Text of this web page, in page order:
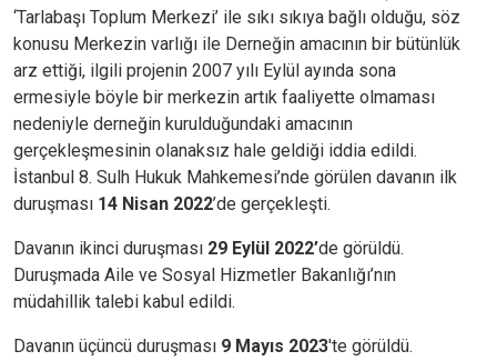
‘Tarlabaşı Toplum Merkezi’ ile sıkı sıkıya bağlı olduğu, söz
konusu Merkezin varlığı ile Derneğin amacının bir bütünlük
arz ettiği, ilgili projenin 2007 yılı Eylül ayında sona
ermesiyle böyle bir merkezin artık faaliyette olmaması
nedeniyle derneğin kurulduğundaki amacının
gerçekleşmesinin olanaksız hale geldiği iddia edildi.
İstanbul 8. Sulh Hukuk Mahkemesi’nde görülen davanın ilk
duruşması 14 Nisan 2022’de gerçekleşti.
Davanın ikinci duruşması 29 Eylül 2022’de görüldü.
Duruşmada Aile ve Sosyal Hizmetler Bakanlığı’nın
müdahillik talebi kabul edildi.
Davanın üçüncü duruşması 9 Mayıs 2023'te görüldü.